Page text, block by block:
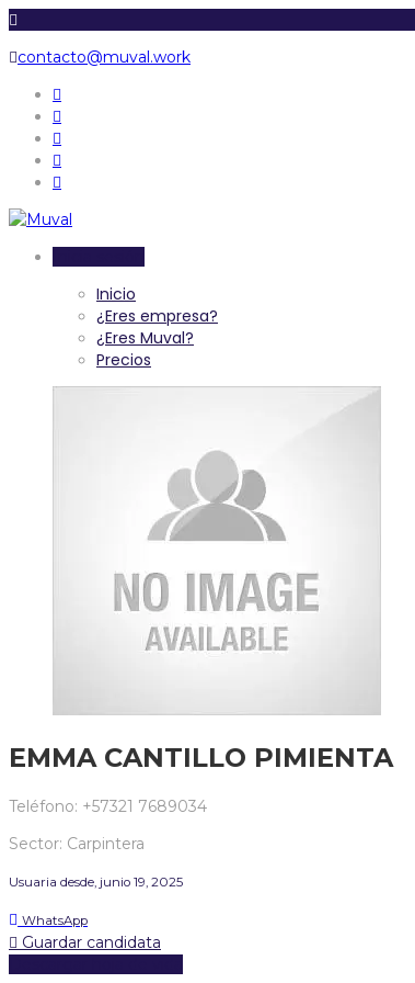
contacto@muval.work
Inicio
¿Eres empresa?
¿Eres Muval?
Precios
EMMA CANTILLO PIMIENTA
Teléfono: +57321 7689034
Sector: Carpintera
Usuaria desde, junio 19, 2025
WhatsApp
Guardar candidata